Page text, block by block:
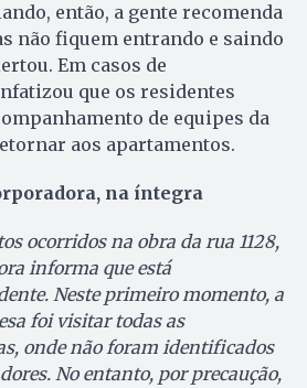
então, a gente recomenda
não fiquem entrando e saindo
Em casos de
que os residentes
de equipes da
aos apartamentos.
na íntegra
ocorridos na obra da rua 1128,
informa que está
Neste primeiro momento, a
foi visitar todas as
onde não foram identificados
No entanto, por precaução,